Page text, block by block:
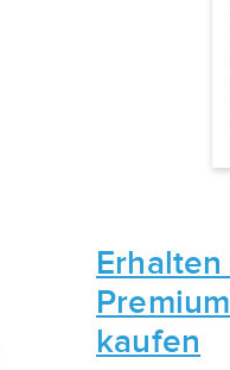
kaufen